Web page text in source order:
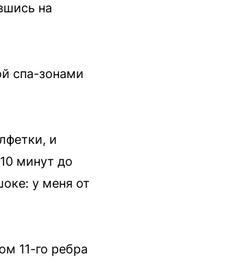
на
спа-зонами
и
минут до
у меня от
11-го ребра